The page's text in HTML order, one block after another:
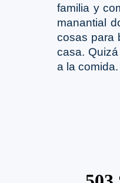
familia y
manantial
cosas para
casa.
a la comida.